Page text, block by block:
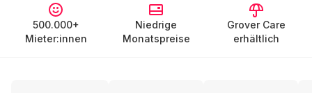
500.000+
Mieter:innen
Niedrige
Monatspreise
Grover Care
erhältlich